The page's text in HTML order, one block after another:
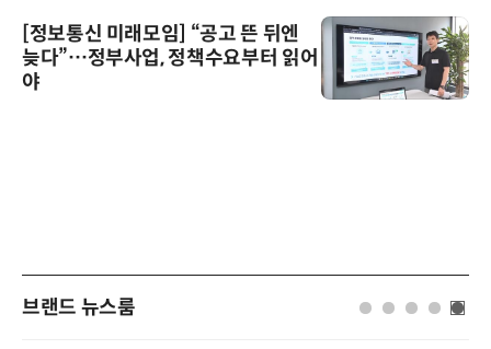
[정보통신 미래모임] “공고 뜬 뒤엔
늦다”…정부사업, 정책수요부터 읽어
야
브랜드 뉴스룸